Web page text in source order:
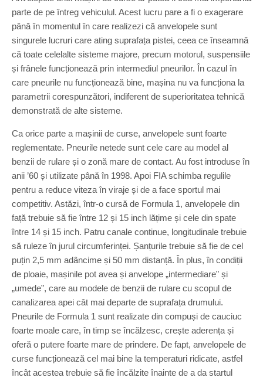
parte de pe întreg vehiculul. Acest lucru pare a fi o exagerare
până în momentul în care realizezi că anvelopele sunt
singurele lucruri care ating suprafața pistei, ceea ce înseamnă
că toate celelalte sisteme majore, precum motorul, suspensiile
și frânele funcționează prin intermediul pneurilor. În cazul în
care pneurile nu funcționează bine, mașina nu va funcționa la
parametrii corespunzători, indiferent de superioritatea tehnică
demonstrată de alte sisteme.
Ca orice parte a mașinii de curse, anvelopele sunt foarte
reglementate. Pneurile netede sunt cele care au model al
benzii de rulare și o zonă mare de contact. Au fost introduse în
anii ’60 și utilizate până în 1998. Apoi FIA schimba regulile
pentru a reduce viteza în viraje și de a face sportul mai
competitiv. Astăzi, într-o cursă de Formula 1, anvelopele din
față trebuie să fie între 12 și 15 inch lățime și cele din spate
între 14 și 15 inch. Patru canale continue, longitudinale trebuie
să ruleze în jurul circumferinței. Șanțurile trebuie să fie de cel
puțin 2,5 mm adâncime și 50 mm distanță. În plus, în condiții
de ploaie, mașinile pot avea și anvelope „intermediare” și
„umede”, care au modele de benzii de rulare cu scopul de
canalizarea apei cât mai departe de suprafața drumului.
Pneurile de Formula 1 sunt realizate din compuși de cauciuc
foarte moale care, în timp se încălzesc, crește aderența și
oferă o putere foarte mare de prindere. De fapt, anvelopele de
curse funcționează cel mai bine la temperaturi ridicate, astfel
încât acestea trebuie să fie încălzite înainte de a da startul